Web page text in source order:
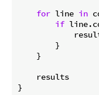
for line in
if
        }
    }
    results
}